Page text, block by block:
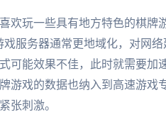
欢玩一些具有地方特色的棋牌
服务器通常更地域化，对网
可能效果不佳，此时就需要加
游戏的数据也纳入到高速游戏
张刺激。